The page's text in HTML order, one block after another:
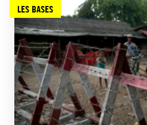
LES BASES